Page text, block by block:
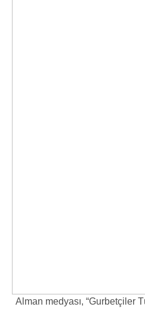
Alman medyası, “Gurbetçiler